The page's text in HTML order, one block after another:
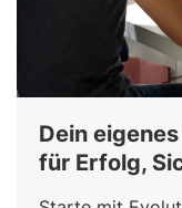
Dein
für Erfolg,